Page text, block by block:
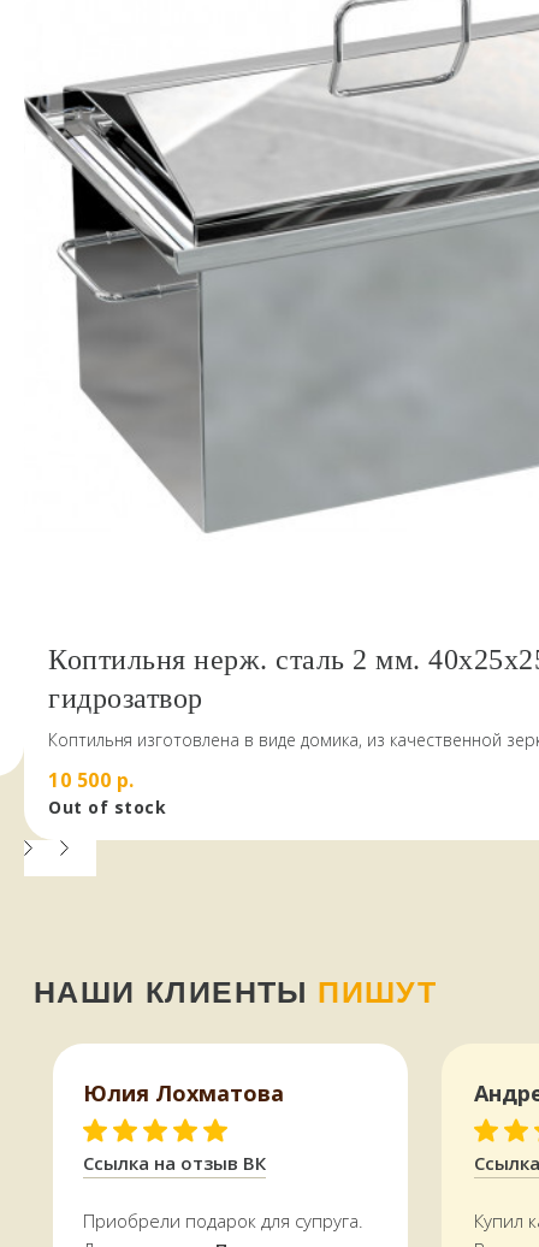
Коптильня нерж. сталь 2 мм.
гидрозатвор
Коптильня изготовлена в виде домика, из качественной
10 500 р.
Out of stock
Купил
Приобрели подарок для супруга.
Ссылка на отзыв ВК
Юлия Лохматова
КАК МЫ РАБОТАЕМ,
ОПЛАТА И ДОСТАВКА
Оплатить можно и наличными,
и картой, в том числе кредитной,
и в выходные —ежедневно
УЗНАТЬ СТОИМОСТЬ ДОСТАВКИ